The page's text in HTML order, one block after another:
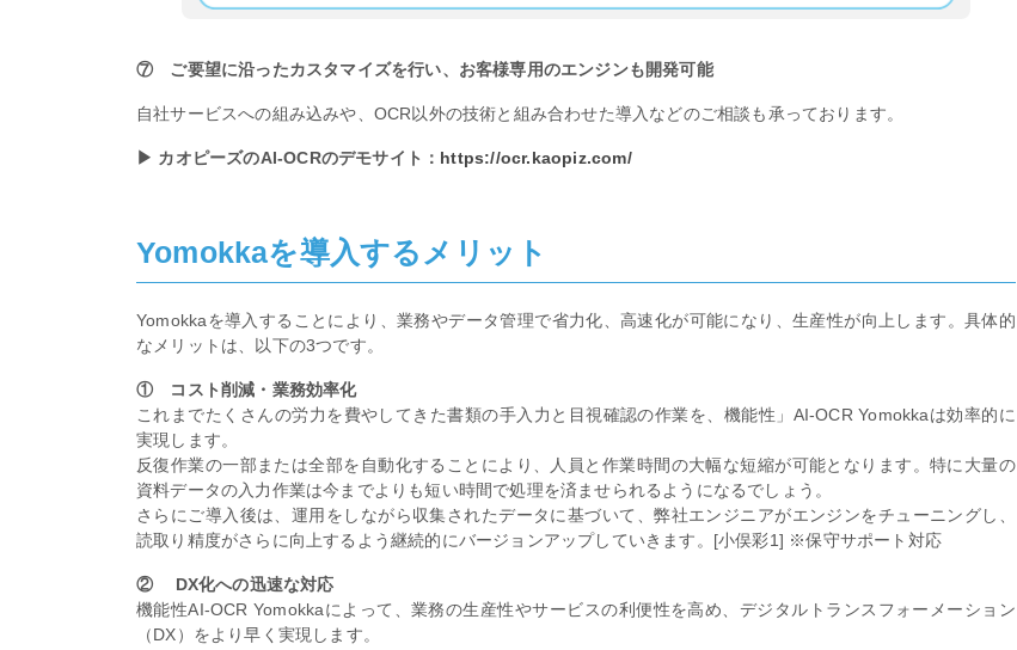
⑦ ご要望に沿ったカスタマイズを行い、お客様専⽤のエンジンも開発可能
自社サービスへの組み込みや、OCR以外の技術と組み合わせた導入などのご相談も承っております。
▶ カオピーズのAI-OCRのデモサイト： https://ocr.kaopiz.com/
Yomokkaを導入するメリット
Yomokkaを導入することにより、業務やデータ管理で省力化、高速化が可能になり、生産性が向上します。具体的
なメリットは、以下の3つです。
① コスト削減・業務効率化
これまでたくさんの労力を費やしてきた書類の手入力と目視確認の作業を、機能性」AI-OCR Yomokkaは効率的に
実現します。
反復作業の一部または全部を自動化することにより、人員と作業時間の大幅な短縮が可能となります。特に大量の
資料データの入力作業は今までよりも短い時間で処理を済ませられるようになるでしょう。
さらにご導入後は、運用をしながら収集されたデータに基づいて、弊社エンジニアがエンジンをチューニングし、
読取り精度がさらに向上するよう継続的にバージョンアップしていきます。[小俣彩1] ※保守サポート対応
② DX化への迅速な対応
機能性AI-OCR Yomokkaによって、業務の生産性やサービスの利便性を高め、デジタルトランスフォーメーション
（DX）をより早く実現します。